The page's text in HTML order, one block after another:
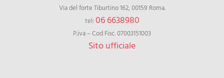
Via del forte Tiburtino 162, 00159 Roma.
tel: 06 6638980
P.iva – Cod Fisc. 07003151003
Sito ufficiale